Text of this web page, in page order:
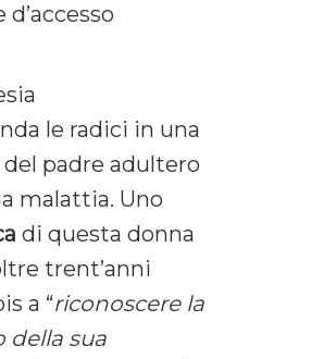
le radici in una
padre adultero
malattia. Uno
di questa donna
trent’anni
a “riconoscere la
sua